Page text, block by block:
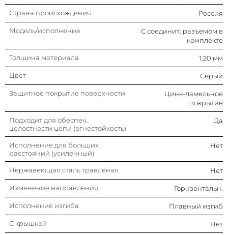
Страна происхождения Россия
Модель/исполнение
С соединит. разъемом в
комплекте
Толщина материала 1.20 мм
Цвет Серый
Защитное покрытие поверхности
Цинк-ламельное
покрытие
Подходит для обеспеч.
целостности цепи (огнестойкость)
Да
Исполнение для больших
расстояний (усиленный)
Нет
Нержавеющая сталь травлёная Нет
Изменение направления Горизонтальн.
Исполнение изгиба Плавный изгиб
С крышкой Нет